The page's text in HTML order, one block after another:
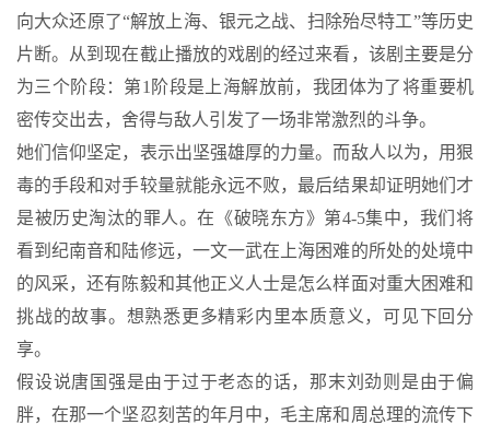
向大众还原了“解放上海、银元之战、扫除殆尽特工”等历史
片断。从到现在截止播放的戏剧的经过来看，该剧主要是分
为三个阶段：第1阶段是上海解放前，我团体为了将重要机
密传交出去，舍得与敌人引发了一场非常激烈的斗争。
她们信仰坚定，表示出坚强雄厚的力量。而敌人以为，用狠
毒的手段和对手较量就能永远不败，最后结果却证明她们才
是被历史淘汰的罪人。在《破晓东方》第4-5集中，我们将
看到纪南音和陆修远，一文一武在上海困难的所处的处境中
的风采，还有陈毅和其他正义人士是怎么样面对重大困难和
挑战的故事。想熟悉更多精彩内里本质意义，可见下回分
享。
假设说唐国强是由于过于老态的话，那末刘劲则是由于偏
胖，在那一个坚忍刻苦的年月中，毛主席和周总理的流传下